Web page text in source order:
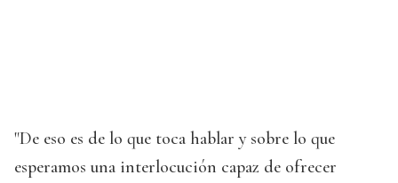
"De eso es de lo que toca hablar y sobre lo que
esperamos una interlocución capaz de ofrecer